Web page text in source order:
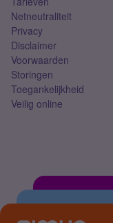
Netneutraliteit
Privacy
Disclaimer
Voorwaarden
Storingen
Toegankelijkheid
Veilig online